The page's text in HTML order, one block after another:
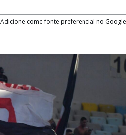
Adicione como fonte preferencial no Google